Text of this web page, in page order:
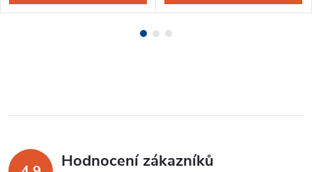
Hodnocení zákazníků